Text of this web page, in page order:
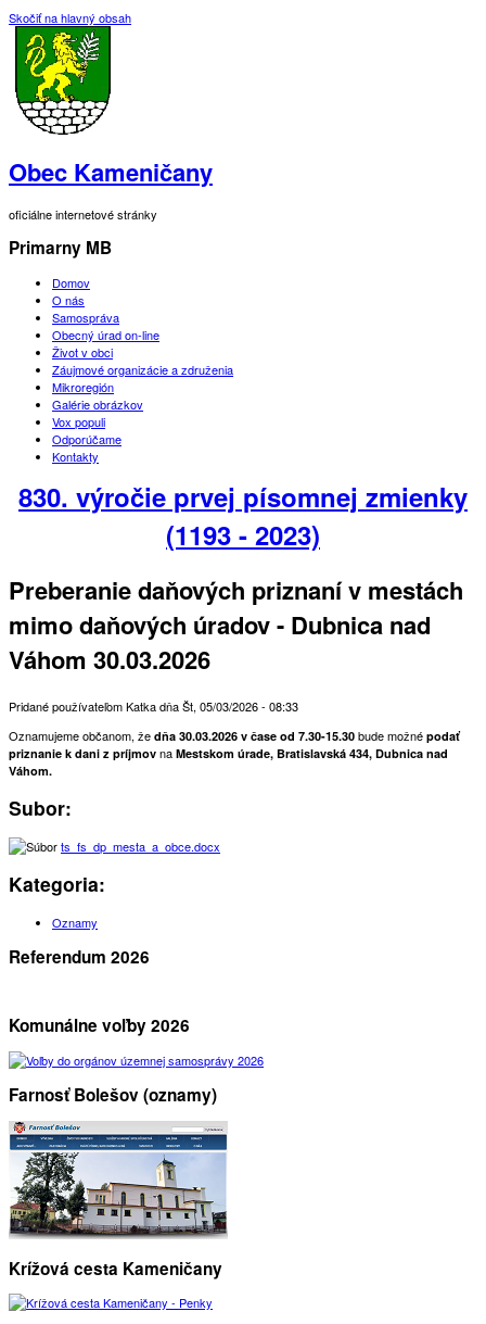
Skočiť na hlavný obsah
Obec Kameničany
oficiálne internetové stránky
Primarny MB
Domov
O nás
Samospráva
Obecný úrad on-line
Život v obci
Záujmové organizácie a združenia
Mikroregión
Galérie obrázkov
Vox populi
Odporúčame
Kontakty
830. výročie prvej písomnej zmienky
(1193 - 2023)
Preberanie daňových priznaní v mestách
mimo daňových úradov - Dubnica nad
Váhom 30.03.2026
Pridané používateľomKatkadňaŠt, 05/03/2026 - 08:33
Oznamujeme občanom, že dňa 30.03.2026 v čase od 7.30-15.30 bude možné podať
priznanie k dani z príjmov na Mestskom úrade, Bratislavská 434, Dubnica nad
Váhom.
Subor:
ts_fs_dp_mesta_a_obce.docx
Kategoria:
Oznamy
Referendum 2026
Komunálne voľby 2026
Farnosť Bolešov (oznamy)
Krížová cesta Kameničany